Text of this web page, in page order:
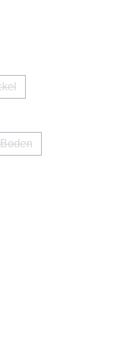
nicht verfügbar.)
nicht verfügbar.)
nicht verfügbar.)
nicht verfügbar.)